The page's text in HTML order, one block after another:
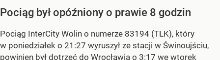
Pociąg był opóźniony o prawie 8 godzin
Pociąg InterCity Wolin o numerze 83194 (TLK), który
w poniedziałek o 21:27 wyruszył ze stacji w Świnoujściu,
powinien był dotrzeć do Wrocławia o 3:17 we wtorek